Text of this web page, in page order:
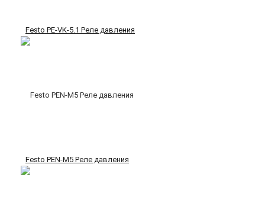
Festo PE-VK-5.1 Реле давления
Festo PEN-M5 Реле давления